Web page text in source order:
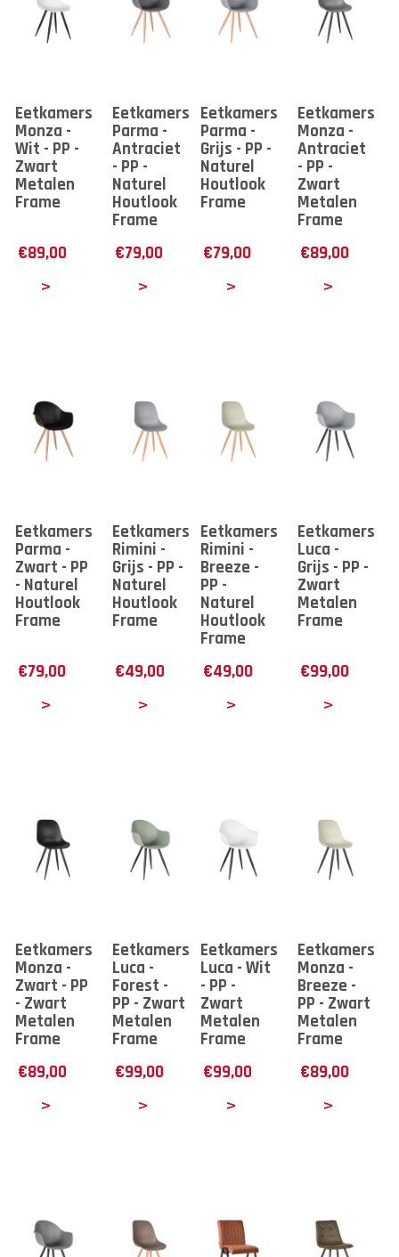
Eetkamerstoel
Monza -
Wit - PP -
Zwart
Metalen
Frame
€89,00
Eetkamerstoel
Parma -
Antraciet
- PP -
Naturel
Houtlook
Frame
€79,00
Eetkamerstoel
Parma -
Grijs - PP -
Naturel
Houtlook
Frame
€79,00
Monza -
Antraciet
- PP -
Zwart
Metalen
Frame
€89,00
Eetkamerstoel
Parma -
Zwart - PP
- Naturel
Houtlook
Frame
€79,00
Eetkamerstoel
Rimini -
Grijs - PP -
Naturel
Houtlook
Frame
€49,00
Eetkamerstoel
Rimini -
Breeze -
PP -
Naturel
Houtlook
Frame
€49,00
Luca -
Grijs - PP -
Zwart
Metalen
Frame
€99,00
Eetkamerstoel
Monza -
Zwart - PP
- Zwart
Metalen
Frame
€89,00
Eetkamerstoel
Luca -
Forest -
PP - Zwart
Metalen
Frame
€99,00
Eetkamerstoel
Luca - Wit
- PP -
Zwart
Metalen
Frame
€99,00
Monza -
Breeze -
PP - Zwart
Metalen
Frame
€89,00